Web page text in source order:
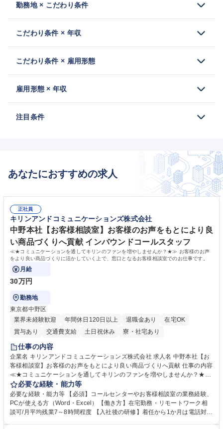
勤務地 × こだわり条件
こだわり条件 × 年収
こだわり条件 × 雇用形態
雇用形態 × 年収
注目条件
あなたにおすすめの求人
正社員
キリンアンドコミュニケーションズ株式会社
中野本社【お客様相談室】お客様のお声をもとにより良
い商品づくりへ貢献 インバウンドコールスタッフ
≪★コミュニケーションを通してキリンのファンを増やしませんか？★≫ お客様のお声
をより良い商品づくりに活かしていく上で、窓口となるお客様相談室でのお仕事です。
月給
30万円
勤務地
東京都中野区
業界未経験歓迎
年間休日120日以上 退職金あり
在宅OK
賞与あり
交通費支給 土日祝休み 寮・社宅あり
仕事の内容
企業名 キリンアンドコミュニケーションズ株式会社 求人名 中野本社【お
客様相談室】お客様のお声をもとにより良い商品づくりへ貢献 仕事の内容
≪★コミュニケーションを通してキリンのファンを増やしませんか？★≫
お客様のお声をより良い商品づくりに活かしていく上で、窓口となるお客
様相談室でのお仕事です。 日々お客様からいただくキリングループへのご
意見を、企業活動に活かしています。お客様からの声に迅速かつ誠意をも
って対応、情報提供するとともにグループ内活動に反映しています。 【具
必要な経験・能力等
必要な経験・能力等 【必須】コールセンターやお客様相談室の業務経験、
PCが使える方（Word・Excel）【働き方】在宅勤務・リモートワーク相
談可/月平均残業7～8時間程度 【入社後の研修】着任から1か月は電話対応